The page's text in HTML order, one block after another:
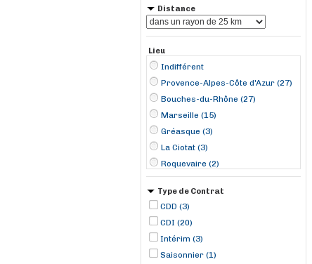
Distance
Lieu
Indifférent
Provence-Alpes-Côte d'Azur (27)
Bouches-du-Rhône (27)
Marseille (15)
Gréasque (3)
La Ciotat (3)
Roquevaire (2)
Auriol (1)
Gardanne (1)
La Destrousse (1)
Les-Pennes-Mirabeau (1)
Type de Contrat
CDD (3)
CDI (20)
Intérim (3)
Saisonnier (1)